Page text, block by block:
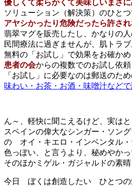
優しくて柔らかくて美味しいまさ
ソリューション（解決策）のひとつ
アヤシかったり危険だったら許さ
翡翠マグを販売したし、かなりの
民間療法に過ぎませんが、肌トラ
無料の「お試し」で効果をお確かめ
患者の会からの複数でのお試し依頼
「お試し」に必要なのは郵送のた
味わい・お茶・お酒・味噌汁など
ん～、軽快に聞こえるけど、実は
スペインの偉大なシンガー・ソン
の オイ・キエロ・インベンタル
色っぽい、と言うより、秘めやか
そのほかミゲル・ガジャルドの素
今日 ぼくは創造したい ひとつの